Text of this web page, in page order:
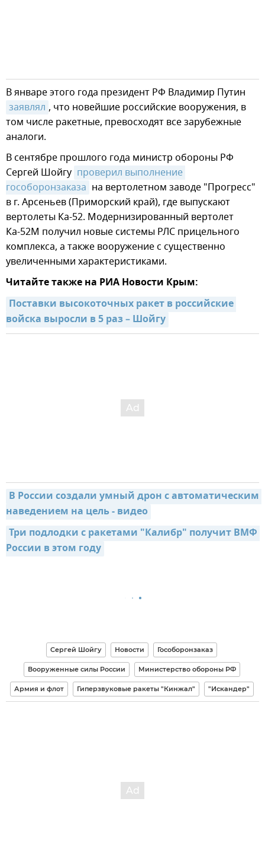
В январе этого года президент РФ Владимир Путин
заявлял , что новейшие российские вооружения, в
том числе ракетные, превосходят все зарубежные
аналоги.
В сентябре прошлого года министр обороны РФ
Сергей Шойгу проверил выполнение
гособоронзаказа на вертолетном заводе "Прогресс"
в г. Арсеньев (Приморский край), где выпускают
вертолеты Ка-52. Модернизированный вертолет
Ка-52М получил новые системы РЛС прицельного
комплекса, а также вооружение с существенно
увеличенными характеристиками.
Читайте также на РИА Новости Крым:
Поставки высокоточных ракет в российские
войска выросли в 5 раз – Шойгу
В России создали умный дрон с автоматическим
наведением на цель - видео
Три подлодки с ракетами "Калибр" получит ВМФ
России в этом году
Сергей Шойгу Новости Гособоронзаказ
Вооруженные силы России Министерство обороны РФ
Армия и флот Гиперзвуковые ракеты "Кинжал" "Искандер"